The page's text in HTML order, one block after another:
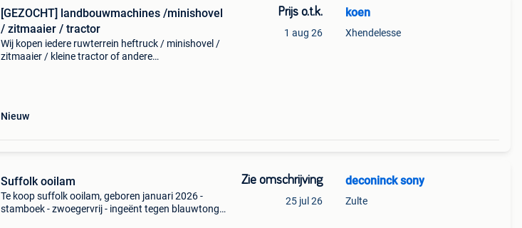
[GEZOCHT] landbouwmachines /minishovel
/ zitmaaier / tractor
Wij kopen iedere ruwterrein heftruck / minishovel /
zitmaaier / kleine tractor of andere
Nieuw
Prijs o.t.k.
1 aug 26
koen
Xhendelesse
Suffolk ooilam
Te koop suffolk ooilam, geboren januari 2026 -
stamboek - zwoegervrij - ingeënt tegen blauwtong -
Zie omschrijving
25 jul 26
deconinck sony
Zulte